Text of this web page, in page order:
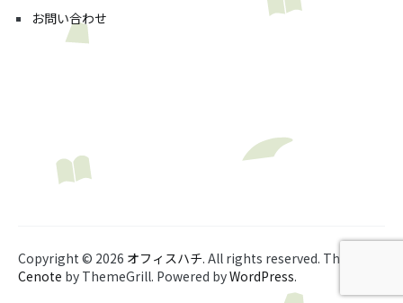
お問い合わせ
Copyright © 2026 オフィスハチ. All rights reserved. Theme:
Cenote by ThemeGrill. Powered byWordPress.